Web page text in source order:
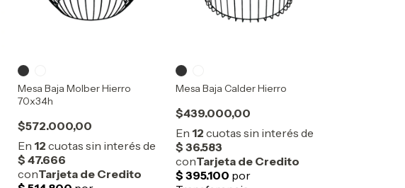
Mesa Baja Molber Hierro
70x34h
$572.000,00
Mesa Baja Calder Hierro
$439.000,00